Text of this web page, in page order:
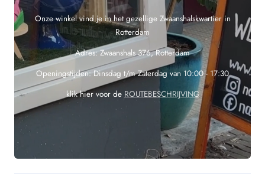
Onze winkel vind je in het gezellige Zwaanshalskwartier in
Rotterdam
Adres: Zwaanshals 376, Rotterdam
Openingstijden: Dinsdag t/m Zaterdag van 10:00 - 17:30
klik hier voor de ROUTEBESCHRIJVING